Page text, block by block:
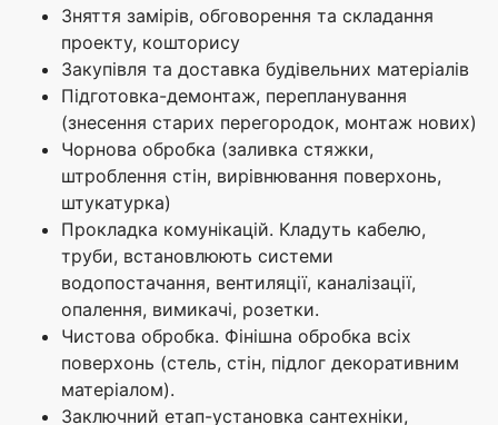
Зняття замірів, обговорення та складання
проекту, кошторису
Закупівля та доставка будівельних матеріалів
Підготовка-демонтаж, перепланування
(знесення старих перегородок, монтаж нових)
Чорнова обробка (заливка стяжки,
штроблення стін, вирівнювання поверхонь,
штукатурка)
Прокладка комунікацій. Кладуть кабелю,
труби, встановлюють системи
водопостачання, вентиляції, каналізації,
опалення, вимикачі, розетки.
Чистова обробка. Фінішна обробка всіх
поверхонь (стель, стін, підлог декоративним
матеріалом).
Заключний етап-установка сантехніки,